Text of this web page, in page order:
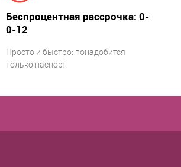
Беспроцентная рассрочка: 0-
0-12
Просто и быстро: понадобится
только паспорт.